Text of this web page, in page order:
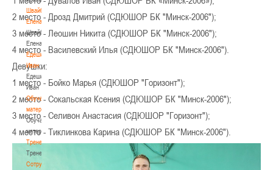
Швайбович
Елена
Швайбович
Елена
Едешко
Иван
Едешко
Иван
Обучающие
материалы
Обучающие
материалы
Тренерам
Тренерам
Сотрудничество
2 место - Дрозд Дмитрий (СДЮШОР БК "Минск-2006");
3 место - Леошин Никита (СДЮШОР БК "Минск-2006");
4 место - Василевский Илья (СДЮШОР БК "Минск-2006").
Девушки:
1 место - Бойко Марья (СДЮШОР "Горизонт");
2 место - Сокальская Ксения (СДЮШОР БК "Минск-2006");
3 место - Селивон Анастасия (СДЮШОР "Горизонт");
4 место - Тиклинкова Карина (СДЮШОР БК "Минск-2006").